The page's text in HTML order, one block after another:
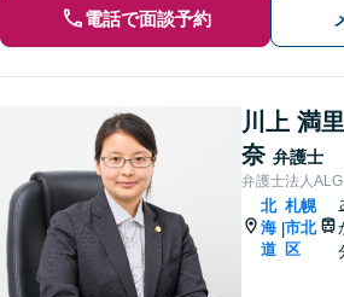
電話で面談予約
川上 満里
奈 弁護士
弁護士法人
北
海
道
|
札幌
市北
区